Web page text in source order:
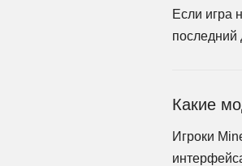
Если игра
Какие
Игроки